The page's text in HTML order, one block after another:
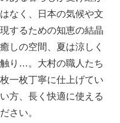
なく、日本の気候や文
するための知恵の結晶
しの空間、夏は涼しく
り…。大村の職人たち
一枚丁寧に仕上げてい
方、長く快適に使える
さい。